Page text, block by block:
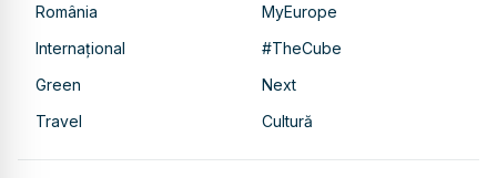
România
MyEurope
Internațional
#TheCube
Green
Next
Travel
Cultură